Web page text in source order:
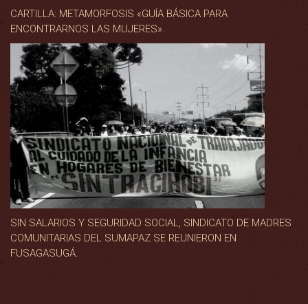
CARTILLA: METAMORFOSIS «GUÍA BÁSICA PARA
ENCONTRARNOS LAS MUJERES».
SIN SALARIOS Y SEGURIDAD SOCIAL, SINDICATO DE MADRES
COMUNITARIAS DEL SUMAPAZ SE REUNIERON EN
FUSAGASUGÁ.